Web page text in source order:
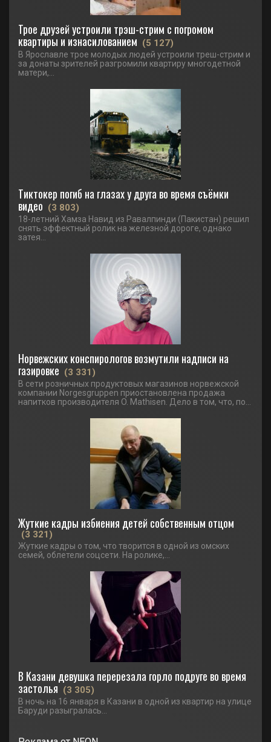
Трое друзей устроили трэш-стрим с погромом
квартиры и изнасилованием (5 127)
В Ярославле трое молодых людей устроили треш-стрим и
за донаты зрителей разгромили квартиру многодетной
матери,...
Тиктокер погиб на глазах у друга во время съёмки
видео (3 803)
18-летний Хамза Навид из Равалпинди (Пакистан) решил
снять эффектный ролик на железной дороге, однако
затея...
Норвежских конспирологов возмутили надписи на
газировке (3 331)
В сети розничных продуктовых магазинов норвежской
компании Norgesgruppen приостановлена продажа
напитков производителя O. Mathisen. Дело в том, что, по...
Жуткие кадры избиения детей собственным отцом
(3 321)
Жуткие кадры о том, что творится в одной из омских
семей, облетели соцсети. На ролике,...
В Казани девушка перерезала горло подруге во время
застолья (3 305)
В ночь на 16 января в Казани в одной из квартир на улице
Баруди разыгралась...